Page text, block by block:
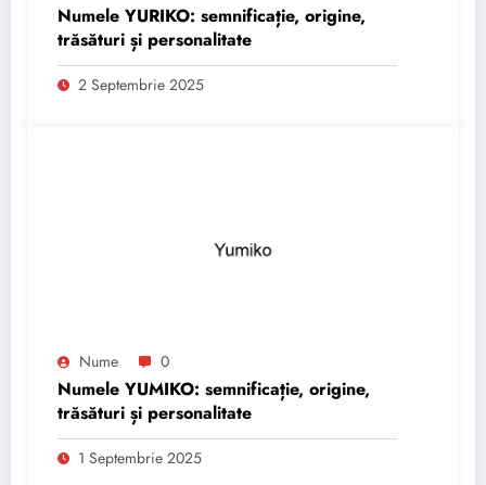
Numele YURIKO: semnificație, origine,
trăsături și personalitate
2 Septembrie 2025
Nume 0
Numele YUMIKO: semnificație, origine,
trăsături și personalitate
1 Septembrie 2025